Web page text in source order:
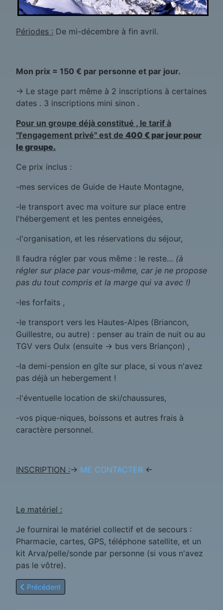
Périodes : De mi-décembre à fin avril.
Mon prix = 150 € par personne et par jour.
-> Le stage part même à 2 inscriptions à certaines
dates . 3 inscriptions mini sinon .
Pour un groupe déjà constitué , le tarif à
"l'engagement privé" est de 400 € par jour pour
le groupe.
Ce prix inclus :
-mes services de Guide de Haute Montagne,
-le transport avec ma voiture sur place entre
l'hébergement et les pentes enneigées,
-l'organisation, et les réservations du séjour,
Il faudra régler par vous même : le reste… (à
régler sur place par vous-même, car je ne propose
pas du tout compris et la marge qui va avec !)
-les forfaits ,
-le transport vers les Hautes-Alpes (Briancon,
Guillestre, ou autre) : penser au train de nuit ou au
TGV vers Oulx (ensuite -> bus vers Briançon) ,
-la demi-pension en gîte sur place, si vous n'avez
pas déjà un hebergement !
-l'éventuelle location de ski/chaussures,
-vos pique-niques, boissons et autres frais à
caractère personnel.
INSCRIPTION :-> ME CONTACTER <-
Le matériel :
Je fournirai le matériel collectif et de secours :
Pharmacie, cartes, GPS, téléphone satellite, et un
kit Arva/pelle/sonde par personne (si vous n'avez
pas le vôtre).
Article précédent : Journée à l'engagement
Précédent